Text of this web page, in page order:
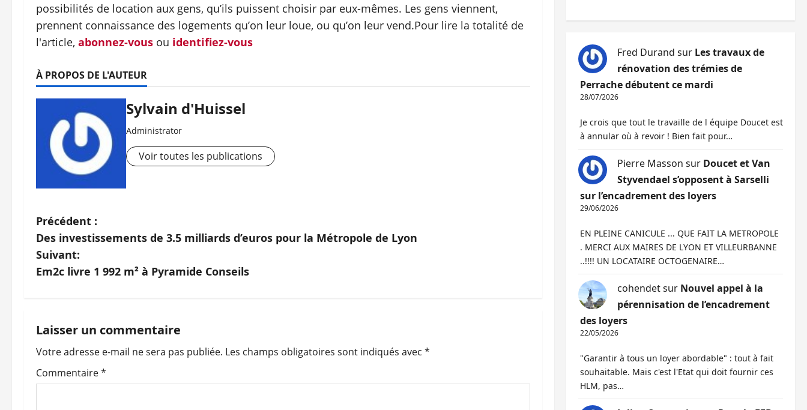
possibilités de location aux gens, qu’ils puissent choisir par eux-mêmes. Les gens viennent,
prennent connaissance des logements qu’on leur loue, ou qu’on leur vend.Pour lire la totalité de
l'article, abonnez-vous ou identifiez-vous
À PROPOS DE L'AUTEUR
Sylvain d'Huissel
Administrator
Voir toutes les publications
N
a
v
g
a
t
Précédent :
Des investissements de 3.5 milliards d’euros pour la Métropole de Lyon
Suivant:
Em2c livre 1 992 m² à Pyramide Conseils
Laisser un commentaire
Votre adresse e-mail ne sera pas publiée. Les champs obligatoires sont indiqués avec *
Commentaire*
Fred Durand sur Les travaux de
rénovation des trémies de
Perrache débutent ce mardi
28/07/2026
Je crois que tout le travaille de l équipe Doucet est
à annular où à revoir ! Bien fait pour…
Pierre Masson sur Doucet et Van
Styvendael s’opposent à Sarselli
sur l’encadrement des loyers
29/06/2026
EN PLEINE CANICULE ... QUE FAIT LA METROPOLE
. MERCI AUX MAIRES DE LYON ET VILLEURBANNE
..!!!! UN LOCATAIRE OCTOGENAIRE…
cohendetsur Nouvel appel à la
pérennisation de l’encadrement
des loyers
22/05/2026
"Garantir à tous un loyer abordable" : tout à fait
souhaitable. Mais c'est l'Etat qui doit fournir ces
HLM, pas…